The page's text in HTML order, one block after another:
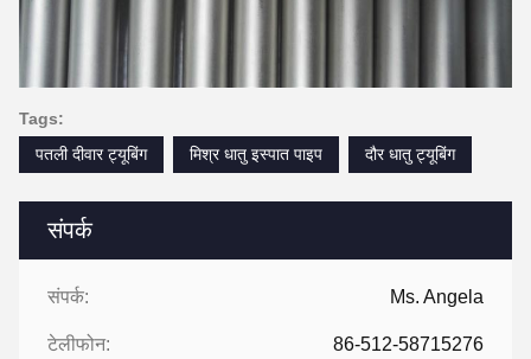
संपर्क
संपर्क: Ms. Angela
टेलीफोन: 86-512-58715276
Tags:
पतली दीवार ट्यूबिंग
मिश्र धातु इस्पात पाइप दौर धातु ट्यूबिंग